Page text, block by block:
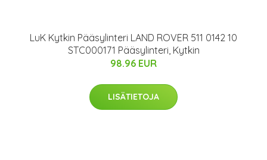
LuK Kytkin Pääsylinteri LAND ROVER 511 0142 10
STC000171 Pääsylinteri, Kytkin
98.96 EUR
LISÄTIETOJA